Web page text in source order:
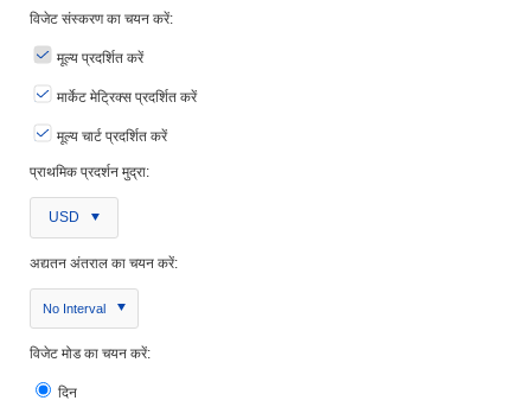
विजेट संस्करण का चयन करें:
मूल्य प्रदर्शित करें
मार्केट मेट्रिक्स प्रदर्शित करें
मूल्य चार्ट प्रदर्शित करें
प्राथमिक प्रदर्शन मुद्रा:
USD
अद्यतन अंतराल का चयन करें:
No Interval
विजेट मोड का चयन करें:
दिन